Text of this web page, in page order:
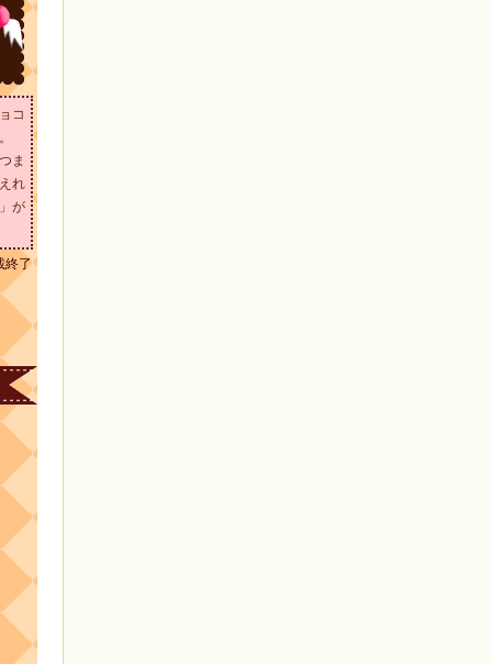
コ
ま
れ
が
終了